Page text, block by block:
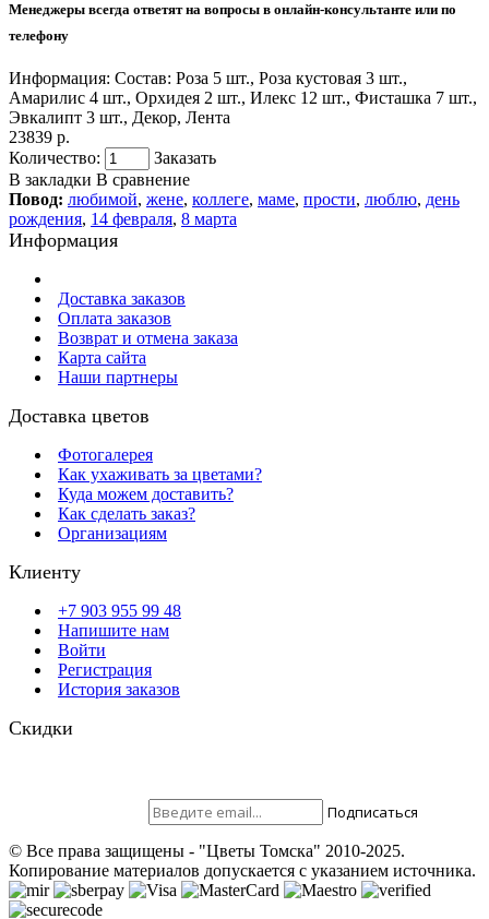
Менеджеры всегда ответят на вопросы в онлайн-консультанте или по
телефону
Информация: Состав: Роза 5 шт., Роза кустовая 3 шт.,
Амарилис 4 шт., Орхидея 2 шт., Илекс 12 шт., Фисташка 7 шт.,
Эвкалипт 3 шт., Декор, Лента
23839 р.
Количество:
Заказать
В закладки В сравнение
Повод: любимой, жене, коллеге, маме, прости, люблю, день
рождения, 14 февраля, 8 марта
Информация
Доставка заказов
Оплата заказов
Возврат и отмена заказа
Карта сайта
Наши партнеры
Доставка цветов
Фотогалерея
Как ухаживать за цветами?
Куда можем доставить?
Как сделать заказ?
Организациям
Клиенту
+7 903 955 99 48
Напишите нам
Войти
Регистрация
История заказов
Скидки
Подписаться
© Все права защищены - "Цветы Томска" 2010-2025.
Копирование материалов допускается с указанием источника.